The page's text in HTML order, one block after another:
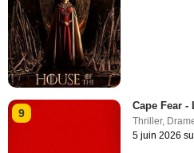
9
Cape Fear -
Thriller,
5 juin 2026